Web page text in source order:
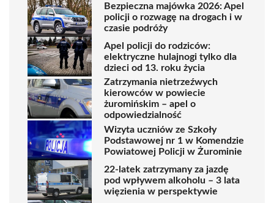
Bezpieczna majówka 2026: Apel
policji o rozwagę na drogach i w
czasie podróży
Apel policji do rodziców:
elektryczne hulajnogi tylko dla
dzieci od 13. roku życia
Zatrzymania nietrzeźwych
kierowców w powiecie
żuromińskim – apel o
odpowiedzialność
Wizyta uczniów ze Szkoły
Podstawowej nr 1 w Komendzie
Powiatowej Policji w Żurominie
22-latek zatrzymany za jazdę
pod wpływem alkoholu – 3 lata
więzienia w perspektywie